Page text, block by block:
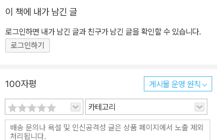
이 책에 내가 남긴 글
로그인하면 내가 남긴 글과 친구가 남긴 글을 확인할 수 있습니다.
로그인하기
100자평 게시물 운영 원칙
카테고리